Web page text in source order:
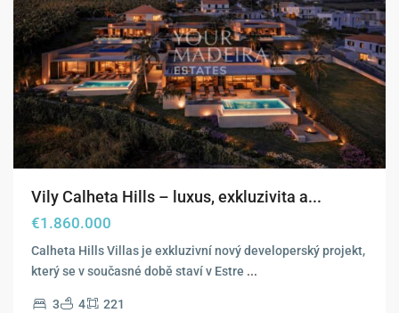
Vily Calheta Hills – luxus, exkluzivita a...
€1.860.000
Calheta Hills Villas je exkluzivní nový developerský projekt,
který se v současné době staví v Estre ...
3 4 221